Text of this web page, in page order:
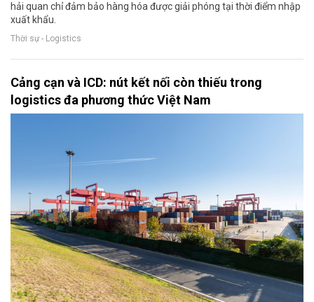
hải quan chỉ đảm bảo hàng hóa được giải phóng tại thời điểm nhập
xuất khẩu.
Thời sự - Logistics
Cảng cạn và ICD: nút kết nối còn thiếu trong
logistics đa phương thức Việt Nam